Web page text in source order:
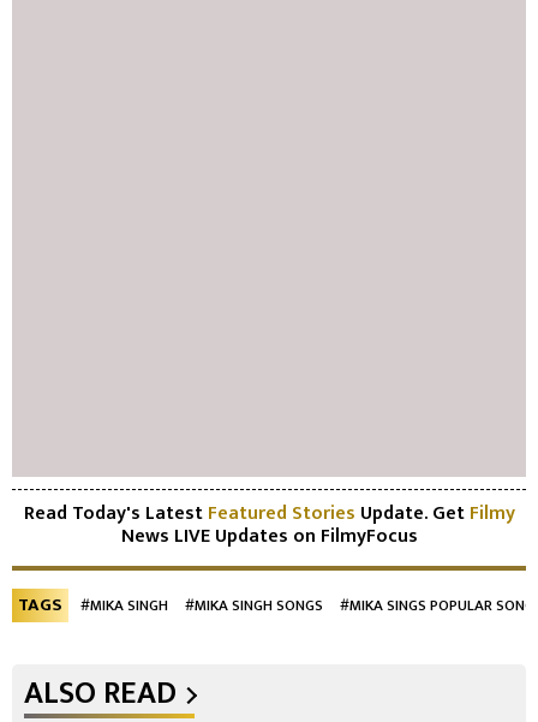
Read Today's LatestFeatured Stories Update. GetFilmy
News LIVE Updates on FilmyFocus
TAGS #MIKA SINGH #MIKA SINGH SONGS #MIKA SINGS POPULAR
ALSO READ